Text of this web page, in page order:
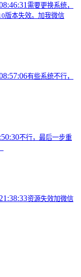
需要更换系统，
版本失效。加我微信
有些系统不行，
不行，最后一步重
资源失效加微信